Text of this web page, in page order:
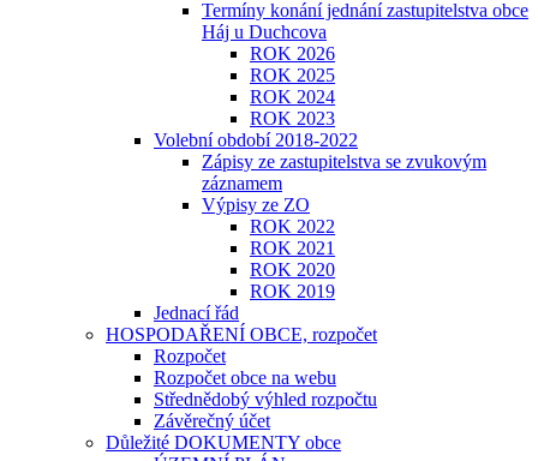
Termíny konání jednání zastupitelstva obce
Háj u Duchcova
ROK 2026
ROK 2025
ROK 2024
ROK 2023
Volební období 2018-2022
Zápisy ze zastupitelstva se zvukovým
záznamem
Výpisy ze ZO
ROK 2022
ROK 2021
ROK 2020
ROK 2019
Jednací řád
HOSPODAŘENÍ OBCE, rozpočet
Rozpočet
Rozpočet obce na webu
Střednědobý výhled rozpočtu
Závěrečný účet
Důležité DOKUMENTY obce